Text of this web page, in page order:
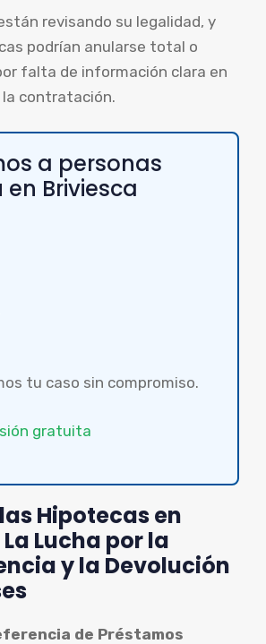
revisando su legalidad, y
podrían anularse total o
falta de información clara en
contratación.
a personas
Briviesca
tu caso sin compromiso.
gratuita
las Hipotecas en
Lucha por la
y la Devolución
de Préstamos